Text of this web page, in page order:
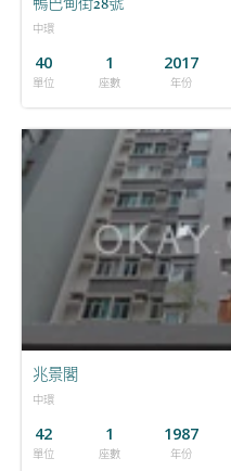
中環
40
單位
1
座數
2017
年份
兆景閣
中環
42
單位
1
座數
1987
年份